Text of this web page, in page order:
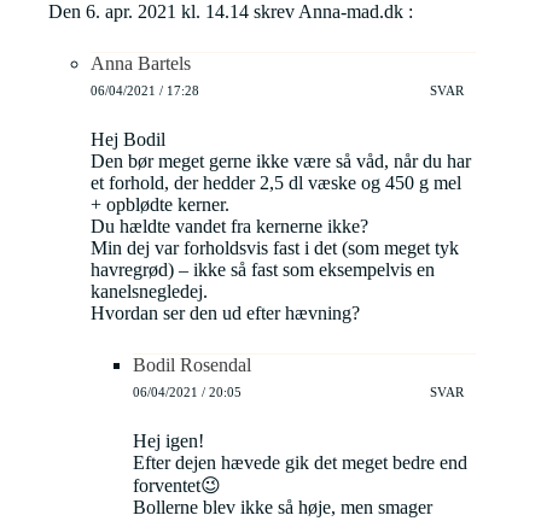
Den 6. apr. 2021 kl. 14.14 skrev Anna-mad.dk :
Anna Bartels
06/04/2021 / 17:28 SVAR
Hej Bodil
Den bør meget gerne ikke være så våd, når du har
et forhold, der hedder 2,5 dl væske og 450 g mel
+ opblødte kerner.
Du hældte vandet fra kernerne ikke?
Min dej var forholdsvis fast i det (som meget tyk
havregrød) – ikke så fast som eksempelvis en
kanelsnegledej.
Hvordan ser den ud efter hævning?
Bodil Rosendal
06/04/2021 / 20:05 SVAR
Hej igen!
Efter dejen hævede gik det meget bedre end
forventet😉
Bollerne blev ikke så høje, men smager